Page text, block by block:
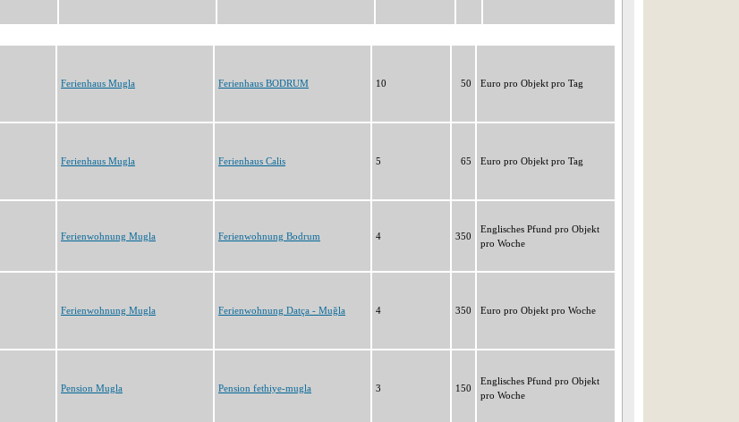
Ferienhaus Mugla Ferienhaus BODRUM 10 50 Euro pro Objekt pro Tag
Ferienhaus Mugla Ferienhaus Calis 5 65 Euro pro Objekt pro Tag
Ferienwohnung Mugla Ferienwohnung Bodrum 4 350
Englisches Pfund pro Objekt
pro Woche
Ferienwohnung Mugla Ferienwohnung Datça - Muğla 4 350 Euro pro Objekt pro Woche
Pension Mugla Pension fethiye-mugla 3 150
Englisches Pfund pro Objekt
pro Woche